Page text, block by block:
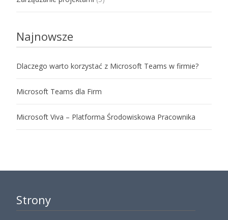
Najnowsze
Dlaczego warto korzystać z Microsoft Teams w firmie?
Microsoft Teams dla Firm
Microsoft Viva – Platforma Środowiskowa Pracownika
Strony